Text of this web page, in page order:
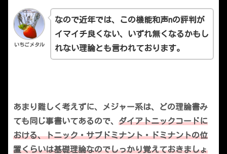
いちごメタル
なので近年では、この機能和声nの評判が
イマイチ良くない、いずれ無くなるかもし
れない理論とも言われております。
あまり難しく考えずに、メジャー系は、どの理論書み
ても同じ事書いてあるので、 ダイアトニックコードに
おける、トニック・サブドミナント・ドミナントの位
置くらいは基礎理論なのでしっかり覚えておきましょ